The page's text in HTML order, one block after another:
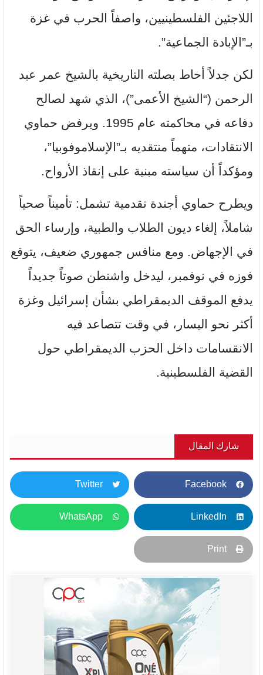
اللاجئين الفلسطينيين، واصفاً الحرب في غزة
بـ”الإبادة الجماعية”.
لكن جدلاً أحاط بصلته التاريخية بالشيخ عمر عبد
الرحمن (“الشيخ الأعمى”)، الذي شهد لصالح
دفاعه في محاكمته عام 1995. ويرفض حماوي
الانتقادات، متهماً منتقديه بـ”الإسلاموفوبيا”،
ومؤكداً أن سياسته مبنية على إنقاذ الأرواح.
ويطرح حماوي أجندة تقدمية تشمل: تأميناً صحياً
شاملاً، إلغاء ديون الطلاب والطبية، وإرساء الحق
في الإجهاض. ومع منافس جمهوري ضعيف، يتوقع
فوزه في نوفمبر، ليدخل واشنطن صوتاً جديداً
يدفع الموقف الديمقراطي بشأن إسرائيل وغزة
أكثر نحو اليسار، في وقت تتصاعد فيه
الانقسامات داخل الحزب الديمقراطي حول
القضية الفلسطينية.
شارك المقال
Facebook
Twitter
LinkedIn
WhatsApp
Print